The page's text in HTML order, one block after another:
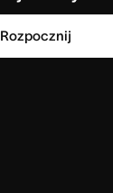
Rozpocznij